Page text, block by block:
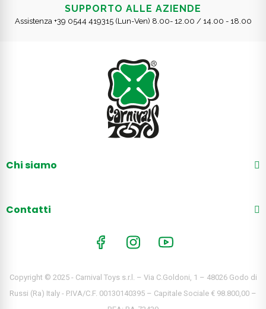
SUPPORTO ALLE AZIENDE
Assistenza +39 0544 419315 (Lun-Ven) 8.00- 12.00 / 14.00 - 18.00
Chi siamo
Contatti
Copyright © 2025 - Carnival Toys s.r.l. – Via C.Goldoni, 1 – 48026 Godo di
Russi (Ra) Italy - P.IVA/C.F. 00130140395 – Capitale Sociale € 98.800,00 –